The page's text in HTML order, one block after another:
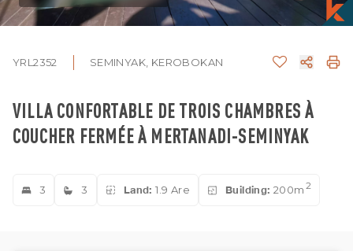
YRL2352 SEMINYAK, KEROBOKAN
VILLA CONFORTABLE DE TROIS CHAMBRES À
COUCHER FERMÉE À MERTANADI-SEMINYAK
3 3 Land: 1.9 Are Building: 200m 2